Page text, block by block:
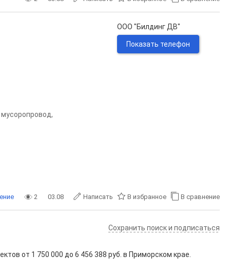
ООО "Билдинг ДВ"
Показать телефон
2 03.08 Написать В избранное В сравнение
Сохранить поиск и подписаться
от 1 750 000 до 6 456 388 руб. в Приморском крае.